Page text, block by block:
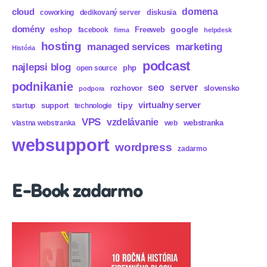
cloud coworking dedikovaný server diskusia domena
domény eshop facebook firma Freeweb google helpdesk
História hosting managed services marketing
najlepsi blog open source php podcast
podnikanie podpora rozhovor seo server slovensko
startup support technologie tipy virtualny server
vlastna webstranka VPS vzdelávanie web webstranka
websupport wordpress zadarmo
E-Book zadarmo